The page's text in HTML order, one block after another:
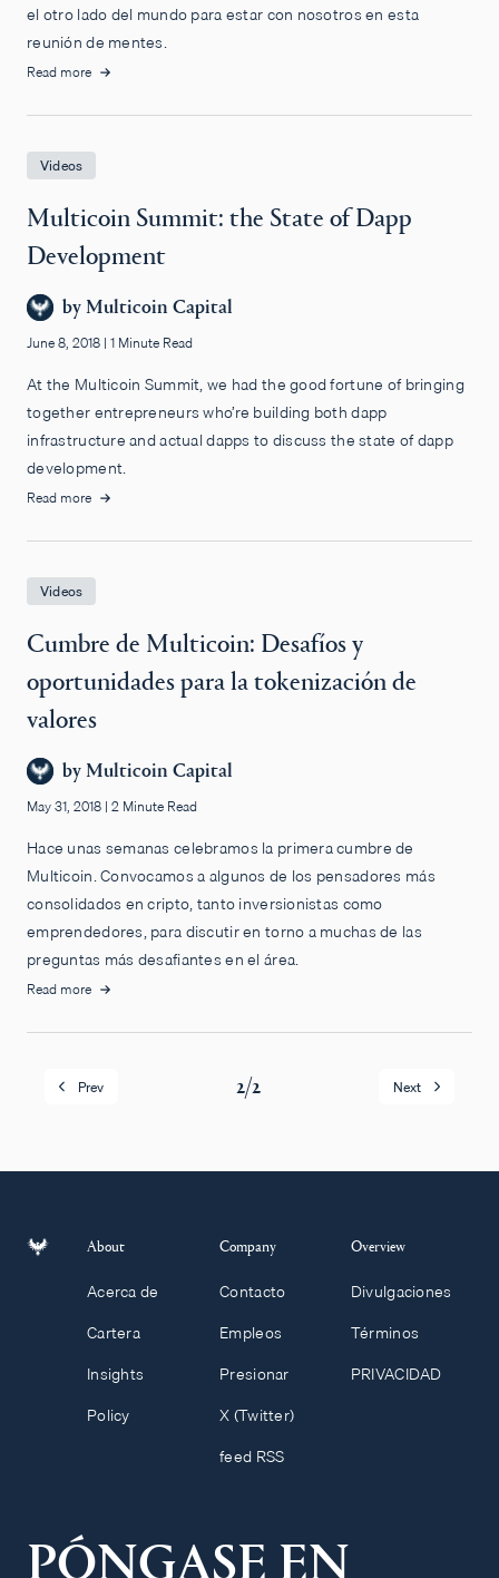
el otro lado del mundo para estar con nosotros en esta
reunión de mentes.
Read more
Videos
Multicoin Summit: the State of Dapp
Development
byMulticoin Capital
June 8, 2018 | 1 Minute Read
At the Multicoin Summit, we had the good fortune of bringing
together entrepreneurs who’re building both dapp
infrastructure and actual dapps to discuss the state of dapp
development.
Read more
Videos
Cumbre de Multicoin: Desafíos y
oportunidades para la tokenización de
valores
byMulticoin Capital
May 31, 2018 | 2 Minute Read
Hace unas semanas celebramos la primera cumbre de
Multicoin. Convocamos a algunos de los pensadores más
consolidados en cripto, tanto inversionistas como
emprendedores, para discutir en torno a muchas de las
preguntas más desafiantes en el área.
Read more
Prev 2/2 Next
About
Acerca de
Cartera
Insights
Policy
Company
Contacto
Empleos
Presionar
X (Twitter)
feed RSS
Overview
Divulgaciones
Términos
PRIVACIDAD
PÓNGASE EN